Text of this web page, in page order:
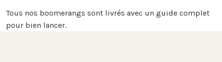
Tous nos boomerangs sont livrés avec un guide complet
pour bien lancer.